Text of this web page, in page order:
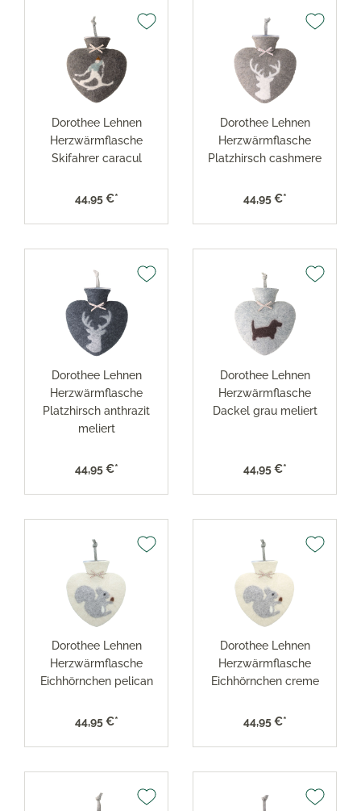
Dorothee Lehnen
Herzwärmflasche
Skifahrer caracul
44,95 €*
Dorothee Lehnen
Herzwärmflasche
Platzhirsch cashmere
44,95 €*
Dorothee Lehnen
Herzwärmflasche
Platzhirsch anthrazit
meliert
44,95 €*
Dorothee Lehnen
Herzwärmflasche
Dackel grau meliert
44,95 €*
Dorothee Lehnen
Herzwärmflasche
Eichhörnchen pelican
44,95 €*
Dorothee Lehnen
Herzwärmflasche
Eichhörnchen creme
44,95 €*